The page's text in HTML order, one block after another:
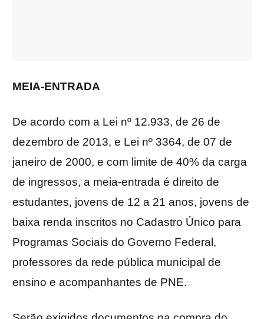
MEIA-ENTRADA
De acordo com a Lei nº 12.933, de 26 de
dezembro de 2013, e Lei nº 3364, de 07 de
janeiro de 2000, e com limite de 40% da carga
de ingressos, a meia-entrada é direito de
estudantes, jovens de 12 a 21 anos, jovens de
baixa renda inscritos no Cadastro Único para
Programas Sociais do Governo Federal,
professores da rede pública municipal de
ensino e acompanhantes de PNE.